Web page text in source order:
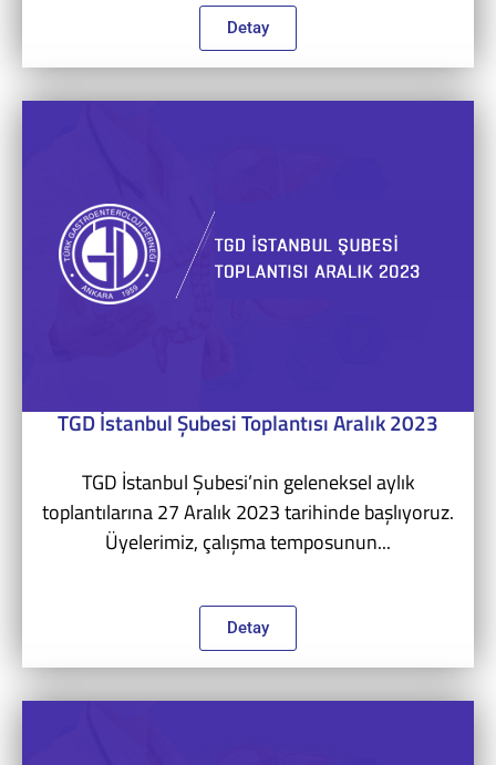
Detay
TGD İstanbul Şubesi Toplantısı Aralık 2023
TGD İstanbul Şubesi’nin geleneksel aylık
toplantılarına 27 Aralık 2023 tarihinde başlıyoruz.
Üyelerimiz, çalışma temposunun...
Detay